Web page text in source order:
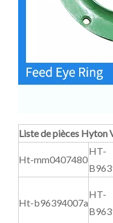
Liste de pièces Hyton
Ht-mm0407480
HT-
Ht-b96394007a
HT-